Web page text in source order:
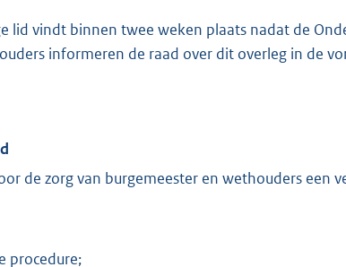
lid vindt binnen twee weken plaats nadat de
informeren de raad over dit overleg in de
de zorg van burgemeester en wethouders een
procedure;